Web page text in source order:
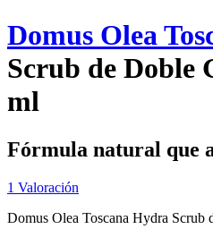
Domus Olea
Scrub de Doble
ml
Fórmula natural que
1 Valoración
Domus Olea Toscana Hydra Scrub